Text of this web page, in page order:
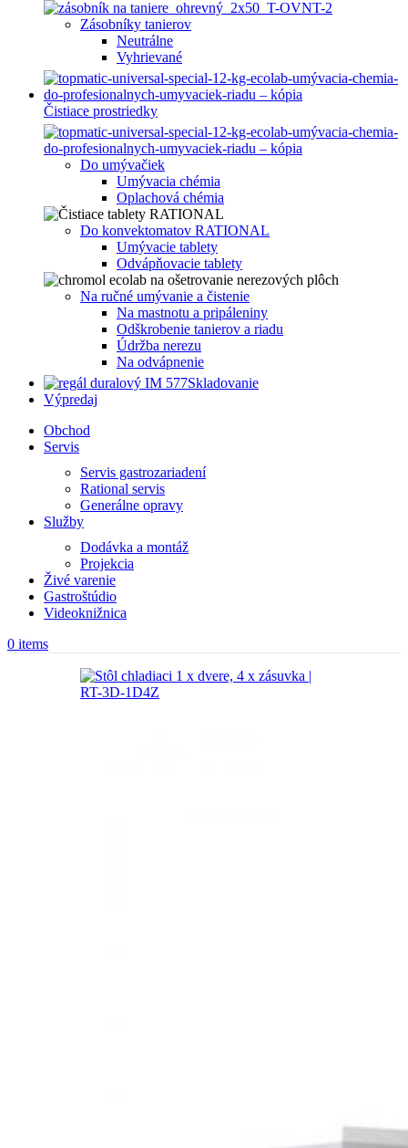
Zásobníky tanierov
Neutrálne
Vyhrievané
Čistiace prostriedky
Do umývačiek
Umývacia chémia
Oplachová chémia
Do konvektomatov RATIONAL
Umývacie tablety
Odvápňovacie tablety
Na ručné umývanie a čistenie
Na mastnotu a pripáleniny
Odškrobenie tanierov a riadu
Údržba nerezu
Na odvápnenie
Skladovanie
Výpredaj
Obchod
Servis
Servis gastrozariadení
Rational servis
Generálne opravy
Služby
Dodávka a montáž
Projekcia
Živé varenie
Gastroštúdio
Videoknižnica
0 items